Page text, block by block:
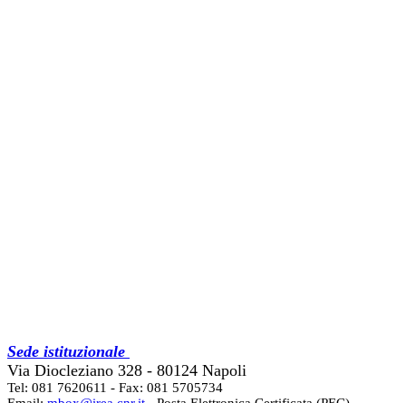
Sede istituzionale
Via Diocleziano 328 - 80124 Napoli
Tel: 081 7620611 - Fax: 081 5705734